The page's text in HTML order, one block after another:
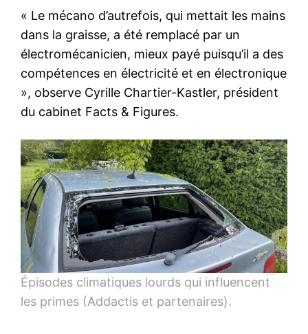
« Le mécano d’autrefois, qui mettait les mains
dans la graisse, a été remplacé par un
électromécanicien, mieux payé puisqu’il a des
compétences en électricité et en électronique
», observe Cyrille Chartier-Kastler, président
du cabinet Facts & Figures.
Épisodes climatiques lourds qui influencent
les primes (Addactis et partenaires).